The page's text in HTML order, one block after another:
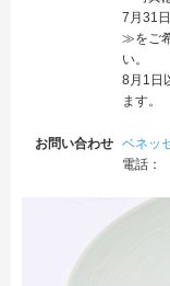
7 月 31
≫をご
い。
8月 1 日
ます。
お問い合わせ ベネッ
電話：